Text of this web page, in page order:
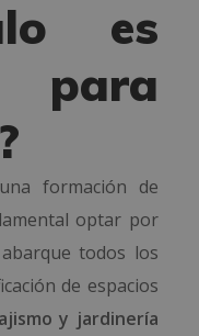
es
formación de
optar por
todos los
de espacios
y jardinería